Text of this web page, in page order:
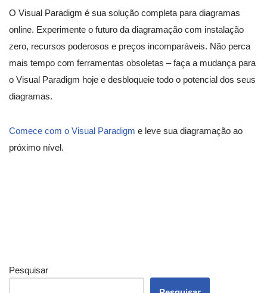
O Visual Paradigm é sua solução completa para diagramas
online. Experimente o futuro da diagramação com instalação
zero, recursos poderosos e preços incomparáveis. Não perca
mais tempo com ferramentas obsoletas – faça a mudança para
o Visual Paradigm hoje e desbloqueie todo o potencial dos seus
diagramas.
Comece com o Visual Paradigm e leve sua diagramação ao
próximo nível.
Pesquisar